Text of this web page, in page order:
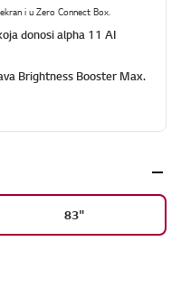
i u Zero Connect Box.
donosi alpha 11 AI
Brightness Booster Max.
83"